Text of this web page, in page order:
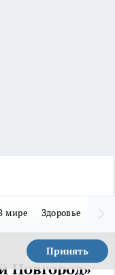
мире Здоровье
Принять
Новгород»